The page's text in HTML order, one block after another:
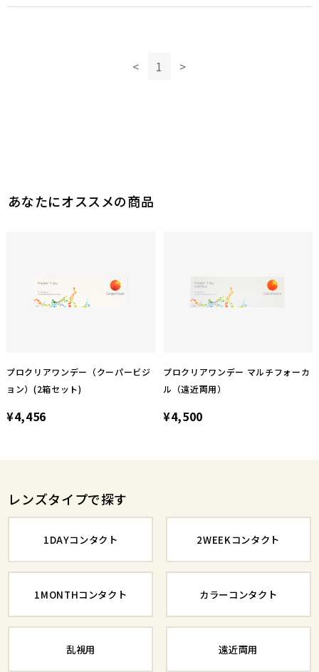
< 1 >
あなたにオススメの商品
プロクリアワンデー（クーパービジ
ョン）(2箱セット)
¥4,456
プロクリアワンデー マルチフォーカ
ル（遠近両用）
¥4,500
レンズタイプで探す
1DAYコンタクト 2WEEKコンタクト
1MONTHコンタクト カラーコンタクト
乱視用 遠近両用